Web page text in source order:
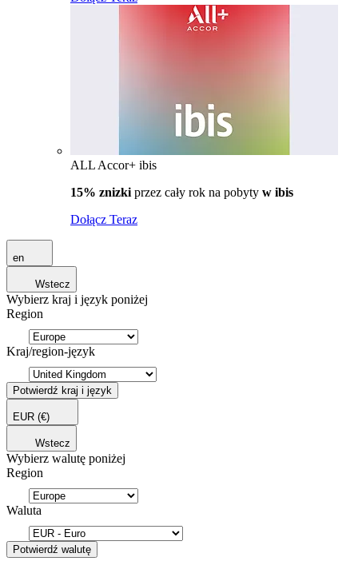
ALL Accor+ ibis
15% znizki przez cały rok na pobyty w ibis
Dołącz Teraz
en
Wstecz
Wybierz kraj i język poniżej
Region
Kraj/region-język
Potwierdź kraj i język
EUR (€)
Wstecz
Wybierz walutę poniżej
Region
Waluta
Potwierdź walutę